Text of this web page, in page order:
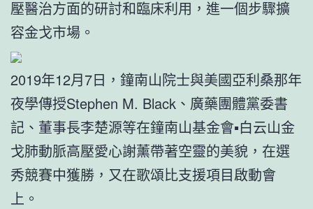
壓醫治方面的研討和臨床利用，進一個步驟擴
容金戈市場。
2019年12月7日，鐘南山院士與美國亞利桑那年
夜學傳授Stephen M. Black、廣藥團體黨委書
記、董事長李楚源等在鐘南山基金會▪白云山金
戈肺動脈高壓愛心謝薰帶著空靈的美貌，在選
秀競賽中獲勝，又在歌頌比支援項目啟動會
上。